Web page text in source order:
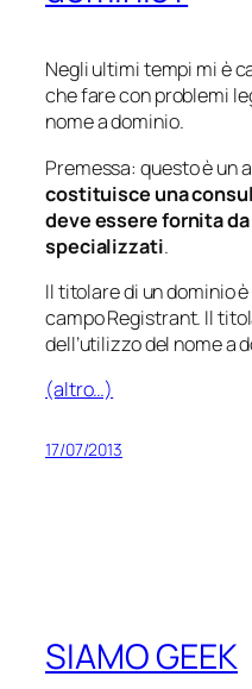
Negli ultimi tempi mi è
che fare con problemi
nome a dominio.
Premessa: questo è un
costituisce una
deve essere fornita
specializzati.
Il titolare di un dominio
campoRegistrant. Il
dell’utilizzo del nome a
(altro…)
17/07/2013
SIAMO GEEK